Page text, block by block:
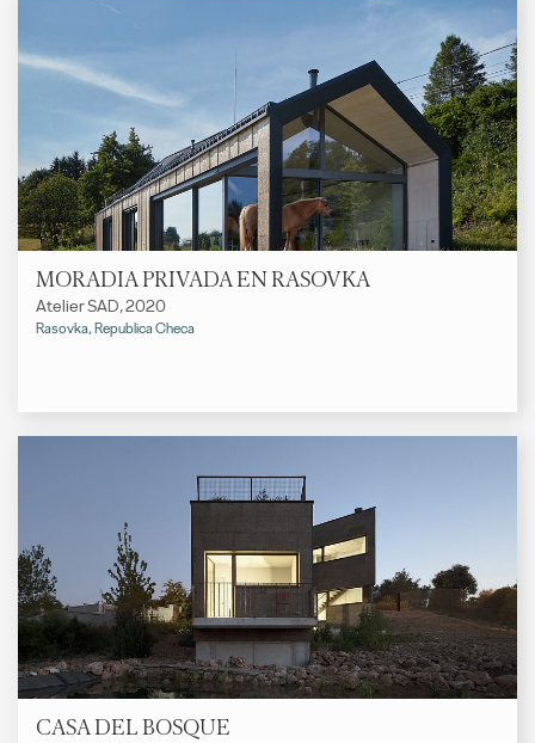
MORADIA PRIVADA EN RASOVKA
Atelier SAD, 2020
Rasovka, Republica Checa
CASA DEL BOSQUE